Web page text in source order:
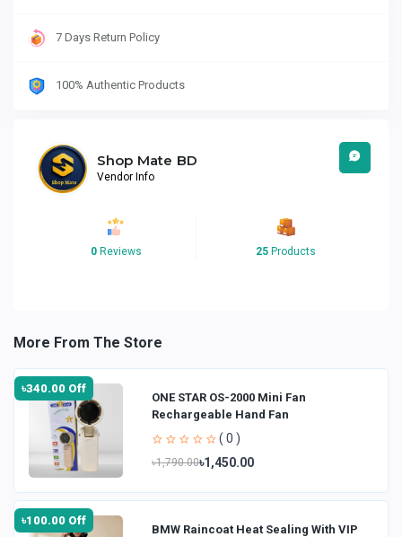
7 Days Return Policy
100% Authentic Products
Shop Mate BD
Vendor Info
0 Reviews 25 Products
More From The Store
৳340.00 Off
ONE STAR OS-2000 Mini Fan
Rechargeable Hand Fan
( 0 )
৳1,790.00৳1,450.00
৳100.00 Off
BMW Raincoat Heat Sealing With VIP